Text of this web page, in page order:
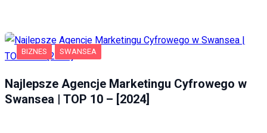
BIZNES SWANSEA
Najlepsze Agencje Marketingu Cyfrowego w
Swansea | TOP 10 – [2024]